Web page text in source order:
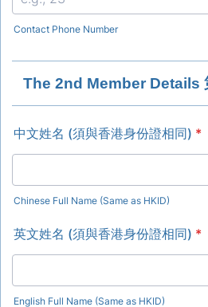
Contact Phone Number
The 2nd Member Details
中文姓名 (須與香港身份證相同) *
Chinese Full Name (Same as HKID)
英文姓名 (須與香港身份證相同) *
English Full Name (Same as HKID)